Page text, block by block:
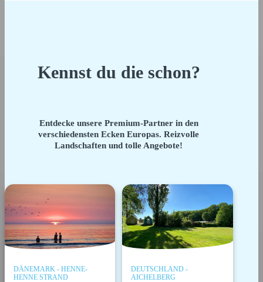
Kennst du die schon?
Entdecke unsere Premium-Partner in den
verschiedensten Ecken Europas. Reizvolle
Landschaften und tolle Angebote!
DÄNEMARK - HENNE-
HENNE STRAND
DEUTSCHLAND -
AICHELBERG